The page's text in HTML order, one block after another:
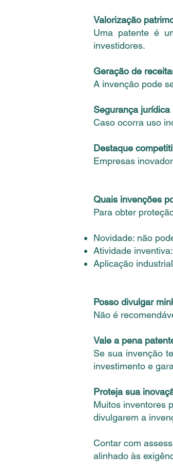
Valorização
Uma patente é
investidores.
Geração de
A invenção pode
Segurança jurídica
Caso ocorra uso
Destaque
Empresas
Quais invenções
Para obter
Novidade: não
Atividade
Aplicação
Posso divulgar
Não é
Vale a pena
Se sua invenção
investimento e
Proteja sua
Muitos inventores
divulgarem a
Contar com
alinhado às